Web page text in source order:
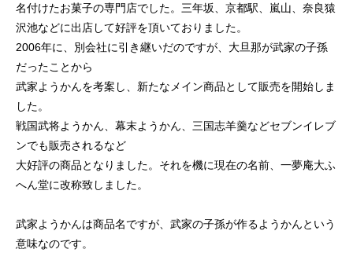
名付けたお菓子の専門店でした。三年坂、京都駅、嵐山、奈良猿
沢池などに出店して好評を頂いておりました。
2006年に、別会社に引き継いだのですが、大旦那が武家の子孫
だったことから
武家ようかんを考案し、新たなメイン商品として販売を開始しま
した。
戦国武将ようかん、幕末ようかん、三国志羊羹などセブンイレブ
ンでも販売されるなど
大好評の商品となりました。それを機に現在の名前、一夢庵大ふ
へん堂に改称致しました。
武家ようかんは商品名ですが、武家の子孫が作るようかんという
意味なのです。